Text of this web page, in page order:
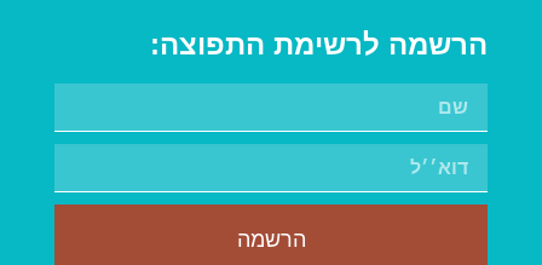
הרשמה לרשימת התפוצה:
הרשמה